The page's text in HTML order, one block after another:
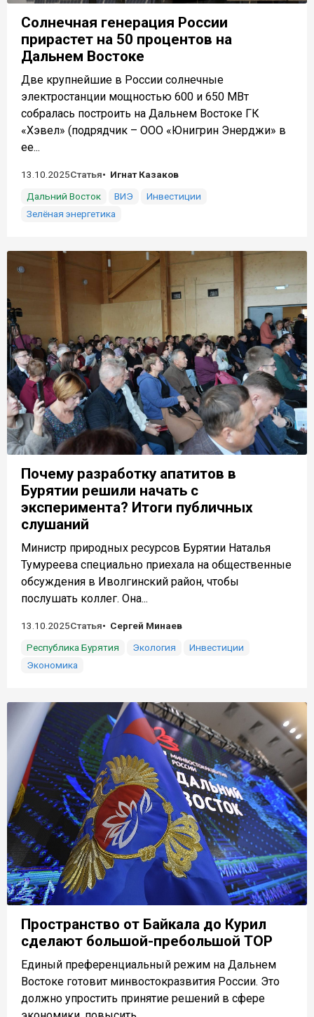
Солнечная генерация России
прирастет на 50 процентов на
Дальнем Востоке
Две крупнейшие в России солнечные
электростанции мощностью 600 и 650 МВт
собралась построить на Дальнем Востоке ГК
«Хэвел» (подрядчик – ООО «Юнигрин Энерджи» в
ее...
13.10.2025Статья
Игнат Казаков
Дальний Восток
ВИЭ
Инвестиции
Зелёная энергетика
Почему разработку апатитов в
Бурятии решили начать с
эксперимента? Итоги публичных
слушаний
Министр природных ресурсов Бурятии Наталья
Тумуреева специально приехала на общественные
обсуждения в Иволгинский район, чтобы
послушать коллег. Она...
13.10.2025Статья
Сергей Минаев
Республика Бурятия
Экология
Инвестиции
Экономика
Пространство от Байкала до Курил
сделают большой-пребольшой ТОР
Единый преференциальный режим на Дальнем
Востоке готовит минвостокразвития России. Это
должно упростить принятие решений в сфере